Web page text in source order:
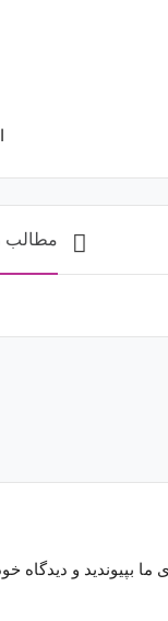
مطالب
ما بپیوندید و دیدگاه